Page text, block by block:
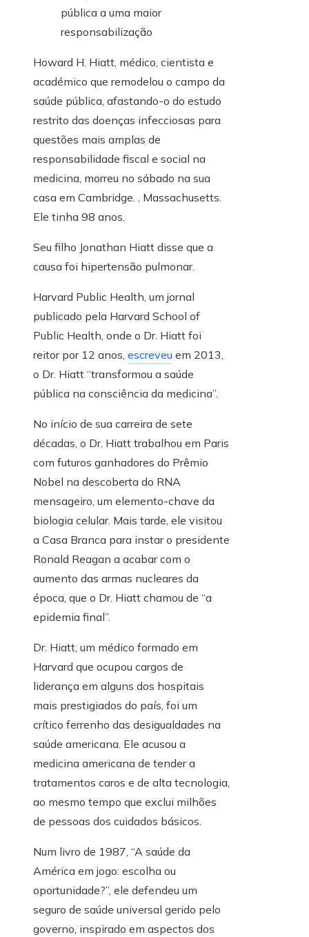
Howard H. Hiatt, médico, cientista e
académico que remodelou o campo da
saúde pública, afastando-o do estudo
restrito das doenças infecciosas para
questões mais amplas de
responsabilidade fiscal e social na
medicina, morreu no sábado na sua
casa em Cambridge. , Massachusetts.
Ele tinha 98 anos.
Seu filho Jonathan Hiatt disse que a
causa foi hipertensão pulmonar.
Harvard Public Health, um jornal
publicado pela Harvard School of
Public Health, onde o Dr. Hiatt foi
reitor por 12 anos, escreveu em 2013,
o Dr. Hiatt “transformou a saúde
pública na consciência da medicina”.
No início de sua carreira de sete
décadas, o Dr. Hiatt trabalhou em Paris
com futuros ganhadores do Prêmio
Nobel na descoberta do RNA
mensageiro, um elemento-chave da
biologia celular. Mais tarde, ele visitou
a Casa Branca para instar o presidente
Ronald Reagan a acabar com o
aumento das armas nucleares da
época, que o Dr. Hiatt chamou de “a
epidemia final”.
Dr. Hiatt, um médico formado em
Harvard que ocupou cargos de
liderança em alguns dos hospitais
mais prestigiados do país, foi um
crítico ferrenho das desigualdades na
saúde americana. Ele acusou a
medicina americana de tender a
tratamentos caros e de alta tecnologia,
ao mesmo tempo que exclui milhões
de pessoas dos cuidados básicos.
Num livro de 1987, “A saúde da
América em jogo: escolha ou
oportunidade?”, ele defendeu um
seguro de saúde universal gerido pelo
governo, inspirado em aspectos dos